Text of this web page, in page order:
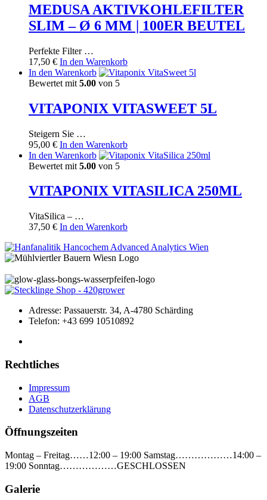
MEDUSA AKTIVKOHLEFILTER
SLIM – Ø 6 MM | 100ER BEUTEL
Perfekte Filter …
17,50 € In den Warenkorb
In den Warenkorb
Bewertet mit 5.00 von 5
VITAPONIX VITASWEET 5L
Steigern Sie …
95,00 € In den Warenkorb
In den Warenkorb
Bewertet mit 5.00 von 5
VITAPONIX VITASILICA 250ML
VitaSilica – …
37,50 € In den Warenkorb
Adresse: Passauerstr. 34, A-4780 Schärding
Telefon: +43 699 10510892
Rechtliches
Impressum
AGB
Datenschutzerklärung
Öffnungszeiten
Montag – Freitag……12:00 – 19:00 Samstag………………14:00 –
19:00 Sonntag………………GESCHLOSSEN
Galerie